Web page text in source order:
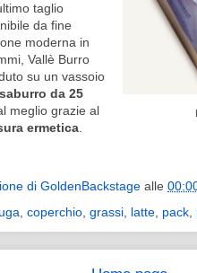
taglio
da fine
moderna in
Vallè Burro
su un vassoio
da 25
meglio grazie al
ermetica.
di GoldenBackstage alle
, coperchio, grassi, latte, pack,